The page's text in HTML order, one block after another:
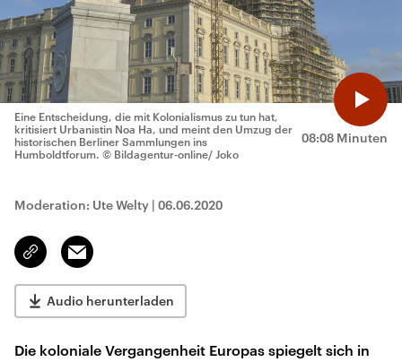
08:08 Minuten
Eine Entscheidung, die mit Kolonialismus zu tun hat,
kritisiert Urbanistin Noa Ha, und meint den Umzug der
historischen Berliner Sammlungen ins
Humboldtforum. © Bildagentur-online/ Joko
Moderation: Ute Welty | 06.06.2020
Link
kopieren/teilen
Email
Audio herunterladen
Die koloniale Vergangenheit Europas spiegelt sich in